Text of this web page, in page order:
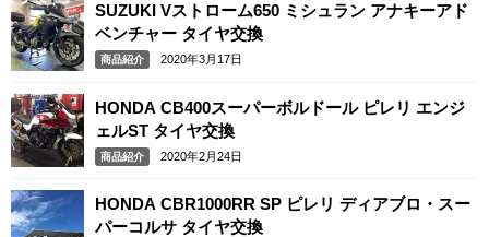
SUZUKI Vストローム650 ミシュラン アナキーアド
ベンチャー タイヤ交換
商品紹介 2020年3月17日
HONDA CB400スーパーボルドール ピレリ エンジ
ェルST タイヤ交換
商品紹介 2020年2月24日
HONDA CBR1000RR SP ピレリ ディアブロ・スー
パーコルサ タイヤ交換